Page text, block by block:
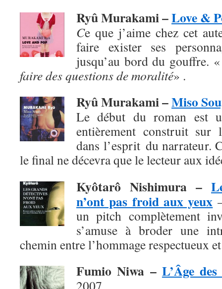
Ryû Murakami –Love &
Ce que j’aime chez cet
faire exister ses
jusqu’au bord du gouffre.
faire des questions de moralité» .
Ryû Murakami –Miso
Le début du roman est
entièrement construit sur
dans l’esprit du narrateur.
le finalne décevra que le lecteur aux
Kyôtarô Nishimura –
n’ont pas froid aux yeux
un pitch complètement
s’amuse à broder une
chemin entre l’hommage respectueux
Fumio Niwa – L’Âge
2007